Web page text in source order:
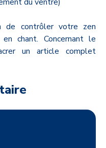
de contrôler votre zen
chant. Concernant le
un article complet